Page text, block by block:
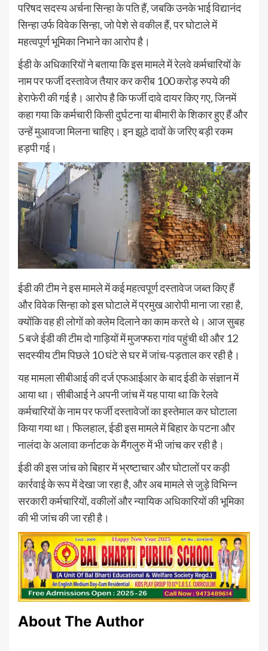
परिषद सदस्य अर्चना सिन्हा के पति हैं, जबकि उनके भाई विद्यानंद
सिन्हा उर्फ विवेक सिन्हा, जो पेशे से वकील हैं, पर घोटाले में
महत्वपूर्ण भूमिका निभाने का आरोप है।
ईडी के अधिकारियों ने बताया कि इस मामले में रेलवे कर्मचारियों के
नाम पर फर्जी दस्तावेज तैयार कर करीब 100 करोड़ रुपये की
हेराफेरी की गई है। आरोप है कि फर्जी दावे दायर किए गए, जिनमें
कहा गया कि कर्मचारी किसी दुर्घटना या बीमारी के शिकार हुए हैं और
उन्हें मुआवजा मिलना चाहिए। इन झूठे दावों के जरिए बड़ी रकम
हड़पी गई।
ईडी की टीम ने इस मामले में कई महत्वपूर्ण दस्तावेज जब्त किए हैं
और विवेक सिन्हा को इस घोटाले में प्रमुख आरोपी माना जा रहा है,
क्योंकि वह ही लोगों को क्लेम दिलाने का काम करते थे। आज सुबह
5 बजे ईडी की टीम दो गाड़ियों में मुजफ्फरा गांव पहुंची थी और 12
सदस्यीय टीम पिछले 10 घंटे से घर में जांच-पड़ताल कर रही है।
यह मामला सीबीआई की दर्ज एफआईआर के बाद ईडी के संज्ञान में
आया था। सीबीआई ने अपनी जांच में यह पाया था कि रेलवे
कर्मचारियों के नाम पर फर्जी दस्तावेजों का इस्तेमाल कर घोटाला
किया गया था। फिलहाल, ईडी इस मामले में बिहार के पटना और
नालंदा के अलावा कर्नाटक के मैंगलुरु में भी जांच कर रही है।
ईडी की इस जांच को बिहार में भ्रष्टाचार और घोटालों पर कड़ी
कार्रवाई के रूप में देखा जा रहा है, और अब मामले से जुड़े विभिन्न
सरकारी कर्मचारियों, वकीलों और न्यायिक अधिकारियों की भूमिका
की भी जांच की जा रही है।
About The Author